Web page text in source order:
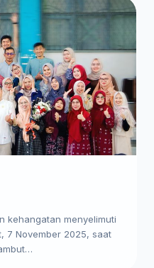
kehangatan menyelimuti
7 November 2025, saat